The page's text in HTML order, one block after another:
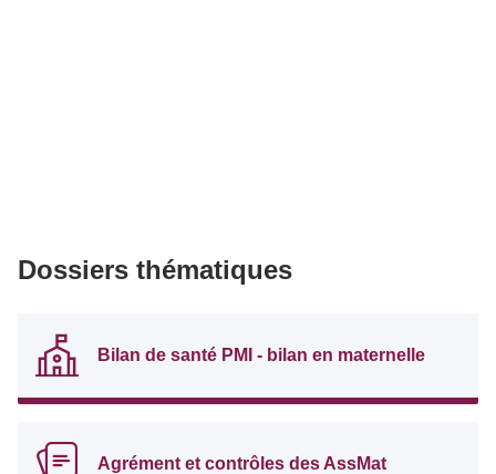
Dossiers thématiques
Bilan de santé PMI - bilan en maternelle
Agrément et contrôles des AssMat